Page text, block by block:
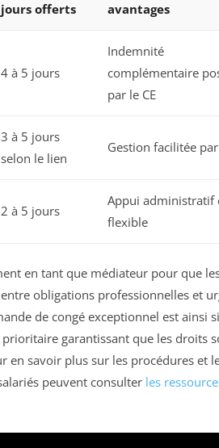
jours offerts
avantages
4 à 5 jours
Indemnité
complémentaire
par le CE
3 à 5 jours
selon le lien
Gestion facilitée par
2 à 5 jours
Appui administratif
flexible
en tant que médiateur pour que
obligations professionnelles et
de congé exceptionnel est ainsi
garantissant que les droits
en savoir plus sur les procédures et
peuvent consulter les